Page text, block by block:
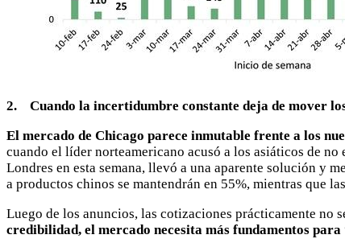
2. Cuando la incertidumbre constante deja de mover
El mercado de Chicago parece inmutable frente a los
cuando el líder norteamericano acusó a los asiáticos de
Londres en esta semana, llevó a una aparente solución y
a productos chinos se mantendrán en 55%, mientras que
Luego de los anuncios, las cotizaciones prácticamente no
credibilidad, el mercado necesita más fundamentos